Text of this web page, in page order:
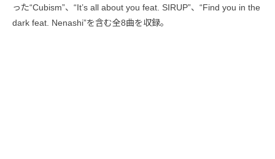
った“Cubism”、“It’s all about you feat. SIRUP”、“Find you in the
dark feat. Nenashi”を含む全8曲を収録。